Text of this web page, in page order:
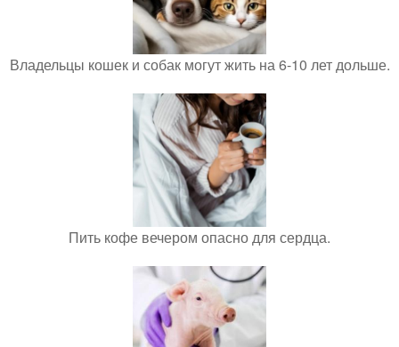
Владельцы кошек и собак могут жить на 6-10 лет дольше.
Пить кофе вечером опасно для сердца.